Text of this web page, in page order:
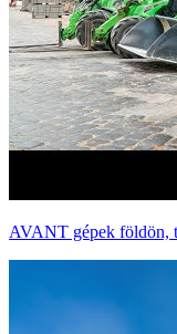
AVANT gépek földön,